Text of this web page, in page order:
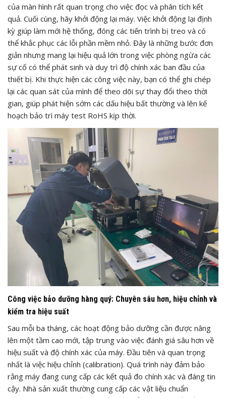
của màn hình rất quan trọng cho việc đọc và phân tích kết
quả. Cuối cùng, hãy khởi động lại máy. Việc khởi động lại định
kỳ giúp làm mới hệ thống, đóng các tiến trình bị treo và có
thể khắc phục các lỗi phần mềm nhỏ. Đây là những bước đơn
giản nhưng mang lại hiệu quả lớn trong việc phòng ngừa các
sự cố có thể phát sinh và duy trì độ chính xác ban đầu của
thiết bị. Khi thực hiện các công việc này, bạn có thể ghi chép
lại các quan sát của mình để theo dõi sự thay đổi theo thời
gian, giúp phát hiện sớm các dấu hiệu bất thường và lên kế
hoạch bảo trì máy test RoHS kịp thời.
Công việc bảo dưỡng hàng quý: Chuyên sâu hơn, hiệu chỉnh và
kiểm tra hiệu suất
Sau mỗi ba tháng, các hoạt động bảo dưỡng cần được nâng
lên một tầm cao mới, tập trung vào việc đánh giá sâu hơn về
hiệu suất và độ chính xác của máy. Đầu tiên và quan trọng
nhất là việc hiệu chỉnh (calibration). Quá trình này đảm bảo
rằng máy đang cung cấp các kết quả đo chính xác và đáng tin
cậy. Nhà sản xuất thường cung cấp các vật liệu chuẩn